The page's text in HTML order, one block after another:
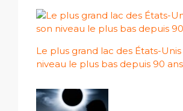
Le plus grand lac des États-
niveau le plus bas depuis 90 ans